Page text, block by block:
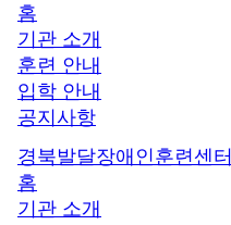
홈
기관 소개
훈련 안내
입학 안내
공지사항
경북발달장애인훈련센터
홈
기관 소개